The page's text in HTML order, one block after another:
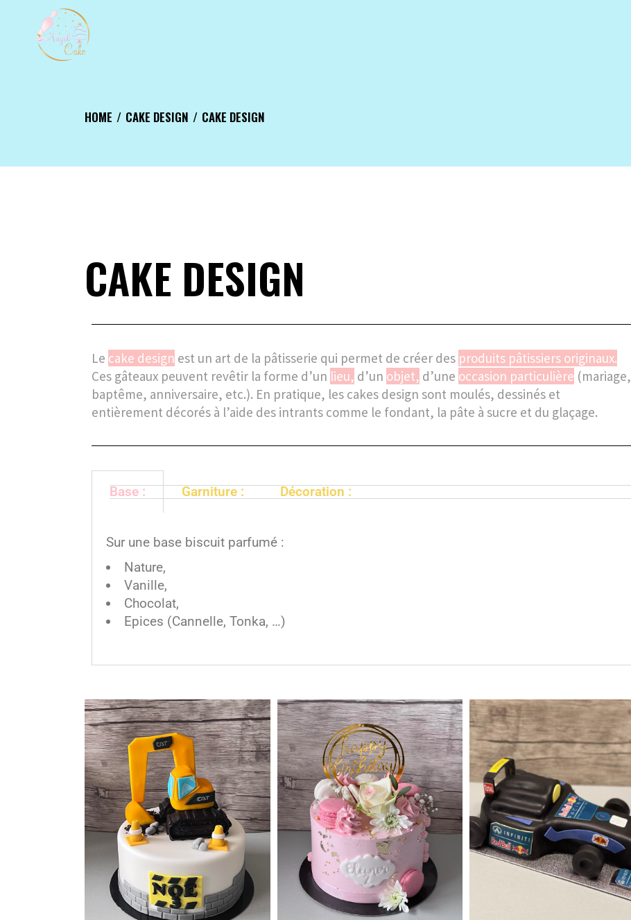
HOME CAKE DESIGN CAKE DESIGN
CAKE DESIGN
Le cake design est un art de la pâtisserie qui permet de créer des produits pâtissiers originaux.
Ces gâteaux peuvent revêtir la forme d’un lieu, d’un objet, d’une occasion particulière (mariage,
baptême, anniversaire, etc.). En pratique, les cakes design sont moulés, dessinés et
entièrement décorés à l’aide des intrants comme le fondant, la pâte à sucre et du glaçage.
Base : Garniture : Décoration :
Sur une base biscuit parfumé :
Nature,
Vanille,
Chocolat,
Epices (Cannelle, Tonka, …)